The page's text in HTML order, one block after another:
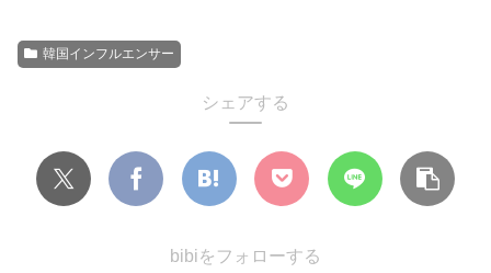
韓国インフルエンサー
シェアする
bibiをフォローする